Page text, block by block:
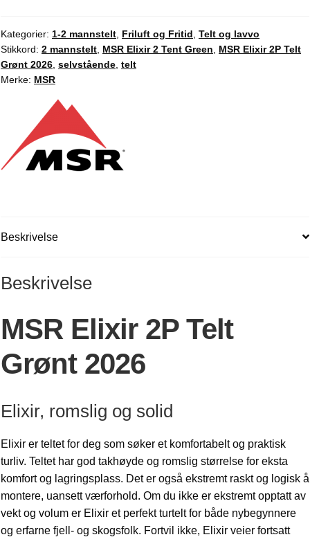
Grønt
2026
antall
Kategorier: 1-2 mannstelt Friluft og Fritid Telt og lavvo
Stikkord: 2 mannstelt MSR Elixir 2 Tent Green
MSR Elixir 2P Telt
Grønt 2026 selvstående telt
Merke: MSR
Beskrivelse
Beskrivelse
MSR Elixir 2P Telt
Grønt 2026
Elixir, romslig og solid
Elixir er teltet for deg som søker et komfortabelt og praktisk
turliv. Teltet har god takhøyde og romslig størrelse for eksta
komfort og lagringsplass. Det er også ekstremt raskt og logisk å
montere, uansett værforhold. Om du ikke er ekstremt opptatt av
vekt og volum er Elixir et perfekt turtelt for både nybegynnere
og erfarne fjell- og skogsfolk. Fortvil ikke, Elixir veier fortsatt